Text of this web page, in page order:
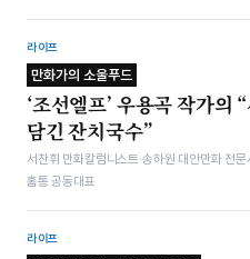
라이프
만화가의 소울푸드
‘조선엘프’ 우용곡 작가의
담긴 잔치국수”
서찬휘 만화칼럼니스트·송하원 대안만화 전문
홈통 공동대표
라이프